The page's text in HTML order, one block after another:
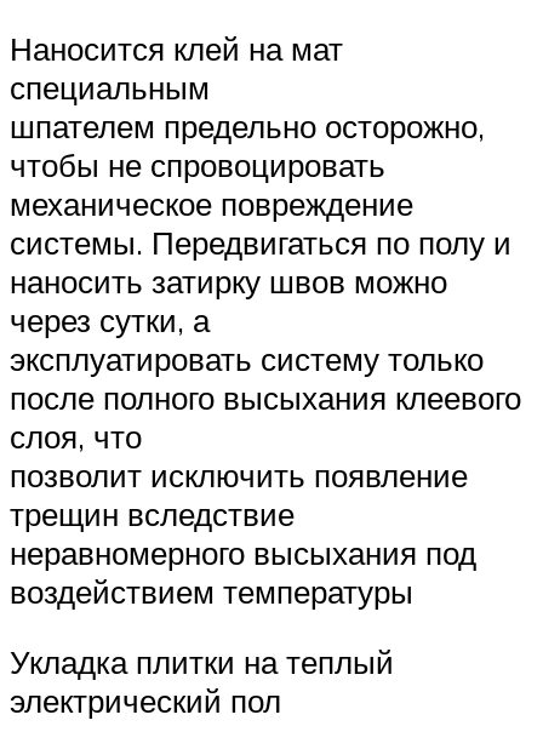
Наносится клей на мат
специальным
шпателем предельно осторожно,
чтобы не спровоцировать
механическое повреждение
системы. Передвигаться по полу и
наносить затирку швов можно
через сутки, а
эксплуатировать систему только
после полного высыхания клеевого
слоя, что
позволит исключить появление
трещин вследствие
неравномерного высыхания под
воздействием температуры
Укладка плитки на теплый
электрический пол